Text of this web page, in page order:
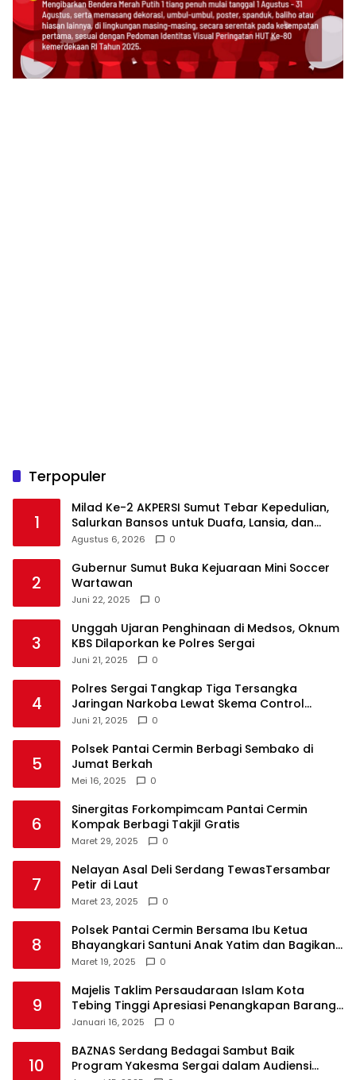
Terpopuler
1
Milad Ke-2 AKPERSI Sumut Tebar Kepedulian,
Salurkan Bansos untuk Duafa, Lansia, dan
Anak Yatim
Agustus 6, 2026 0
2
Gubernur Sumut Buka Kejuaraan Mini Soccer
Wartawan
Juni 22, 2025 0
3
Unggah Ujaran Penghinaan di Medsos, Oknum
KBS Dilaporkan ke Polres Sergai
Juni 21, 2025 0
4
Polres Sergai Tangkap Tiga Tersangka
Jaringan Narkoba Lewat Skema Control
Delivery
Juni 21, 2025 0
5
Polsek Pantai Cermin Berbagi Sembako di
Jumat Berkah
Mei 16, 2025 0
6
Sinergitas Forkompimcam Pantai Cermin
Kompak Berbagi Takjil Gratis
Maret 29, 2025 0
7
Nelayan Asal Deli Serdang TewasTersambar
Petir di Laut
Maret 23, 2025 0
8
Polsek Pantai Cermin Bersama Ibu Ketua
Bhayangkari Santuni Anak Yatim dan Bagikan
Takjil
Maret 19, 2025 0
9
Majelis Taklim Persaudaraan Islam Kota
Tebing Tinggi Apresiasi Penangkapan Barang
Haram
Januari 16, 2025 0
10
BAZNAS Serdang Bedagai Sambut Baik
Program Yakesma Sergai dalam Audiensi